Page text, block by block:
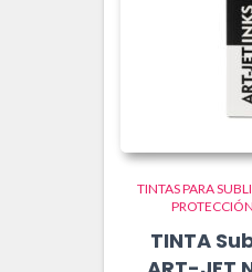
TINTAS PARA
TINTA